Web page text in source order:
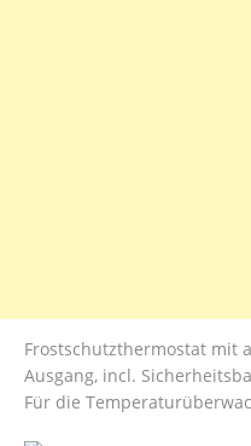
Frostschutzthermostat mit
Ausgang, incl.
Für die